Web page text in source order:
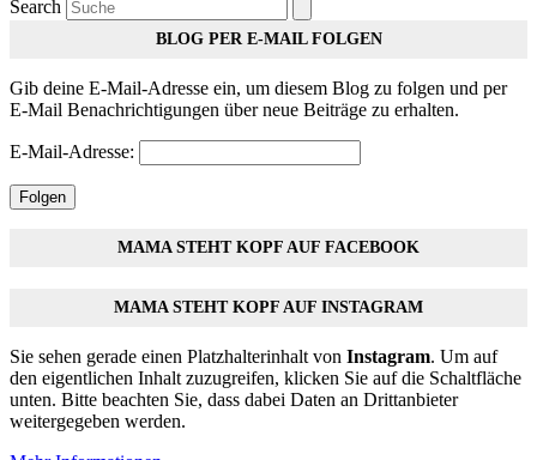
Search
BLOG PER E-MAIL FOLGEN
Gib deine E-Mail-Adresse ein, um diesem Blog zu folgen und per
E-Mail Benachrichtigungen über neue Beiträge zu erhalten.
E-Mail-Adresse:
Folgen
MAMA STEHT KOPF AUF FACEBOOK
MAMA STEHT KOPF AUF INSTAGRAM
Sie sehen gerade einen Platzhalterinhalt von Instagram. Um auf
den eigentlichen Inhalt zuzugreifen, klicken Sie auf die Schaltfläche
unten. Bitte beachten Sie, dass dabei Daten an Drittanbieter
weitergegeben werden.